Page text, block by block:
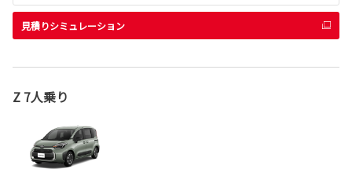
見積りシミュレーション
Z 7人乗り